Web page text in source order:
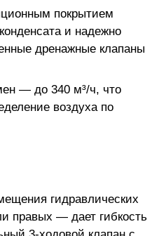
покрытием
и надежно
дренажные клапаны
— до 340 м³/ч, что
воздуха по
гидравлических
правых — дает гибкость